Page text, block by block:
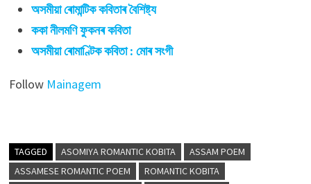
অসমীয়া ৰোমান্টিক কবিতাৰ বৈশিষ্ট্য
ককা নীলমণি ফুকনৰ কবিতা
অসমীয়া ৰোমাণ্টিক কবিতা : মোৰ সংগী
Follow Mainagem
TAGGED ASOMIYA ROMANTIC KOBITA
ASSAM POEM
ASSAMESE ROMANTIC POEM
ROMANTIC KOBITA